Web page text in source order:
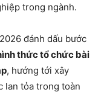
trong ngành.
đánh dấu bước
thức tổ chức bài
, hướng tới xây
lan tỏa trong toàn